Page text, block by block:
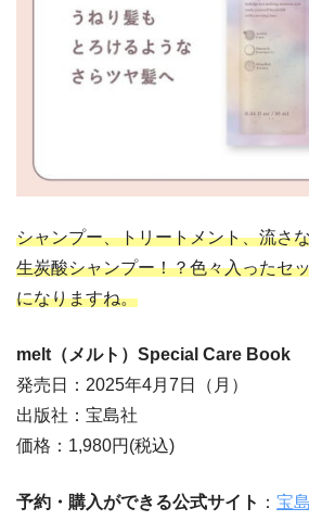
シャンプー、トリートメント、流さ
生炭酸シャンプー！？色々入ったセ
になりますね。
melt（メルト）Special Care Book
発売日：2025年4月7日（月）
出版社：宝島社
価格：1,980円(税込)
予約・購入ができる公式サイト ： 宝